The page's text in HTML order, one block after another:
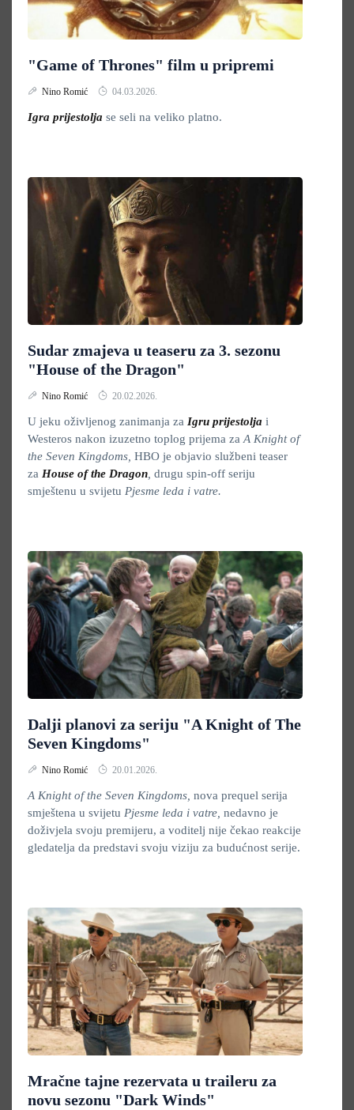
"Game of Thrones" film u pripremi
Nino Romić 04.03.2026.
Igra prijestolja se seli na veliko platno.
Sudar zmajeva u teaseru za 3. sezonu
"House of the Dragon"
Nino Romić 20.02.2026.
U jeku oživljenog zanimanja za Igru prijestolja i
Westeros nakon izuzetno toplog prijema za A Knight of
the Seven Kingdoms, HBO je objavio službeni teaser
za House of the Dragon drugu spin-off seriju
smještenu u svijetu Pjesme leda i vatre.
Dalji planovi za seriju "A Knight of The
Seven Kingdoms"
Nino Romić 20.01.2026.
A Knight of the Seven Kingdoms, nova prequel serija
smještena u svijetu Pjesme leda i vatre, nedavno je
doživjela svoju premijeru, a voditelj nije čekao reakcije
gledatelja da predstavi svoju viziju za budućnost serije.
Mračne tajne rezervata u traileru za
novu sezonu "Dark Winds"